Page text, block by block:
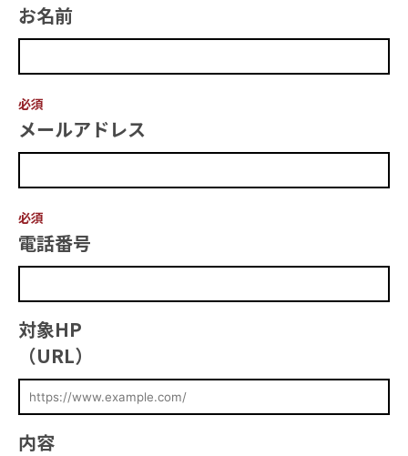
お名前
必須
メールアドレス
必須
電話番号
対象HP
（URL）
内容